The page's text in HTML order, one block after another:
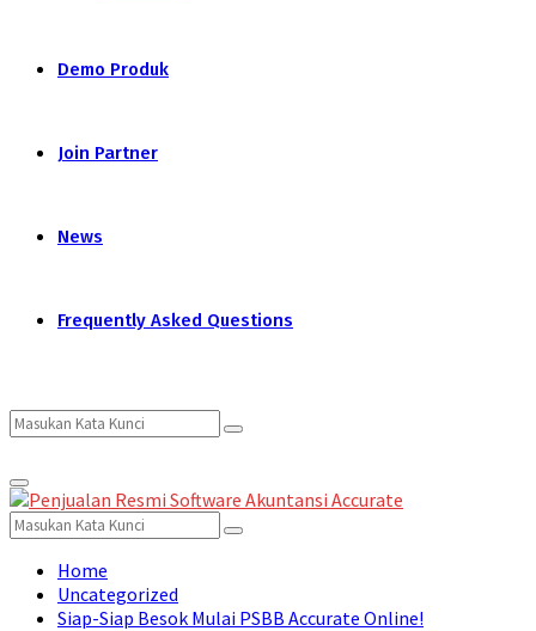
Demo Produk
Join Partner
News
Frequently Asked Questions
Search
for:
Search
Primary
Menu
Search
for:
Search
Home
Uncategorized
Siap-Siap Besok Mulai PSBB Accurate Online!